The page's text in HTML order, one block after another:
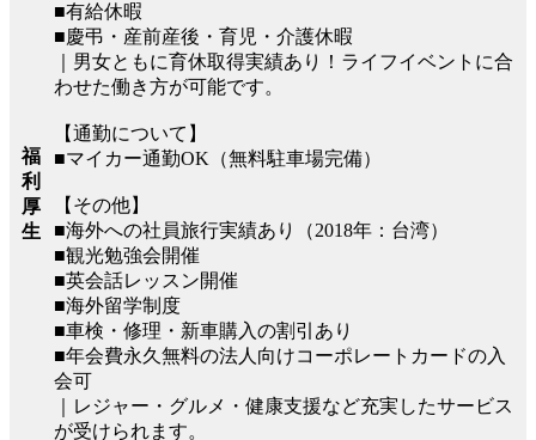
福
利
厚
生
■有給休暇
■慶弔・産前産後・育児・介護休暇
｜男女ともに育休取得実績あり！ライフイベントに合
わせた働き方が可能です。
【通勤について】
■マイカー通勤OK（無料駐車場完備）
【その他】
■海外への社員旅行実績あり（2018年：台湾）
■観光勉強会開催
■英会話レッスン開催
■海外留学制度
■車検・修理・新車購入の割引あり
■年会費永久無料の法人向けコーポレートカードの入
会可
｜レジャー・グルメ・健康支援など充実したサービス
が受けられます。